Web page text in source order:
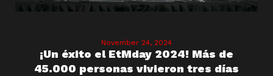
November 24, 2024
¡Un éxito el EtMday 2024! Más de
45.000 personas vivieron tres días